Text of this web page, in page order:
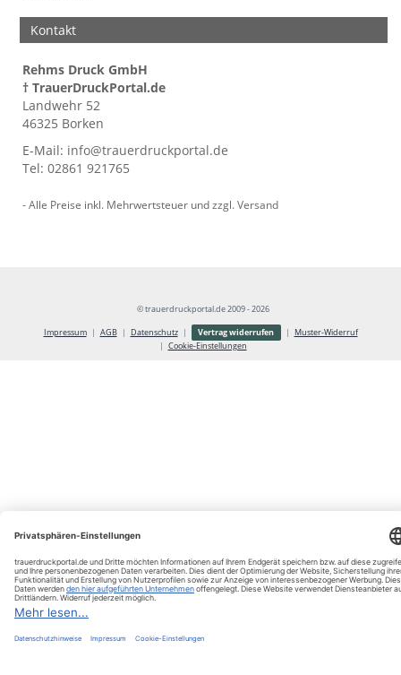
Kontakt
Rehms Druck GmbH
† TrauerDruckPortal.de
Landwehr 52
46325 Borken
E-Mail: info@trauerdruckportal.de
Tel: 02861 921765
- Alle Preise inkl. Mehrwertsteuer und zzgl.Versand
© trauerdruckportal.de 2009 - 2026
Impressum AGB Datenschutz Vertrag widerrufen
Muster-Widerruf
Cookie-Einstellungen